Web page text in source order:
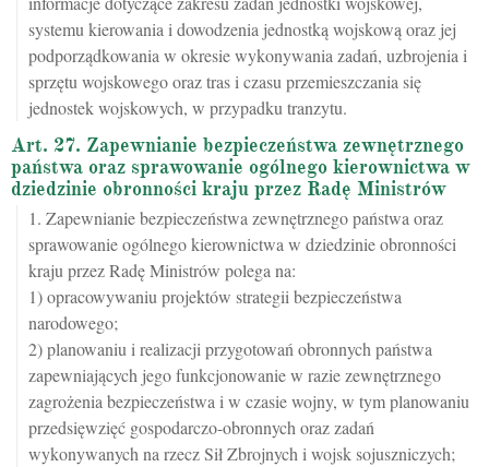
systemu kierowania i dowodzenia jednostką wojskową oraz jej
podporządkowania w okresie wykonywania zadań, uzbrojenia i
sprzętu wojskowego oraz tras i czasu przemieszczania się
jednostek wojskowych, w przypadku tranzytu.
Art. 27. Zapewnianie bezpieczeństwa zewnętrznego
państwa oraz sprawowanie ogólnego kierownictwa w
dziedzinie obronności kraju przez Radę Ministrów
1. Zapewnianie bezpieczeństwa zewnętrznego państwa oraz
sprawowanie ogólnego kierownictwa w dziedzinie obronności
kraju przez Radę Ministrów polega na:
1) opracowywaniu projektów strategii bezpieczeństwa
narodowego;
2) planowaniu i realizacji przygotowań obronnych państwa
zapewniających jego funkcjonowanie w razie zewnętrznego
zagrożenia bezpieczeństwa i w czasie wojny, w tym planowaniu
przedsięwzięć gospodarczo-obronnych oraz zadań
wykonywanych na rzecz Sił Zbrojnych i wojsk sojuszniczych;